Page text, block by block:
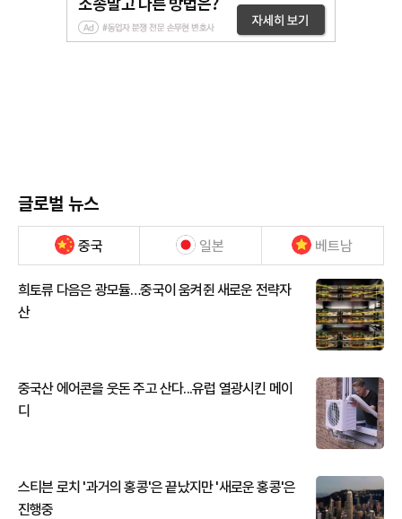
글로벌 뉴스
중국 일본 베트남
희토류 다음은 광모듈…중국이 움켜쥔 새로운 전략자
산
중국산 에어콘을 웃돈 주고 산다...유럽 열광시킨 메이
디
스티븐 로치 '과거의 홍콩'은 끝났지만 '새로운 홍콩'은
진행중